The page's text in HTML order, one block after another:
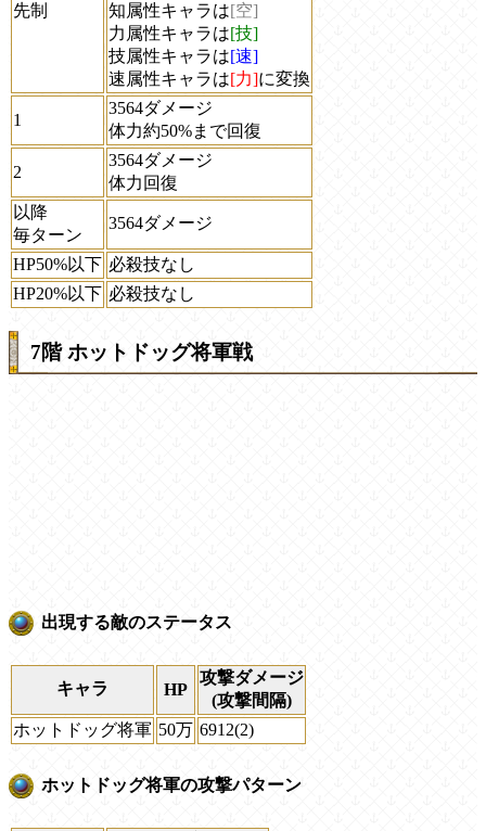
先制
知属性キャラは[空]
力属性キャラは[技]
技属性キャラは[速]
速属性キャラは[力]に変換
1
3564ダメージ
体力約50%まで回復
2
3564ダメージ
体力回復
以降
毎ターン
3564ダメージ
HP50%以下 必殺技なし
HP20%以下 必殺技なし
7階 ホットドッグ将軍戦
出現する敵のステータス
キャラ HP
攻撃ダメージ
(攻撃間隔)
ホットドッグ将軍 50万 6912(2)
ホットドッグ将軍の攻撃パターン